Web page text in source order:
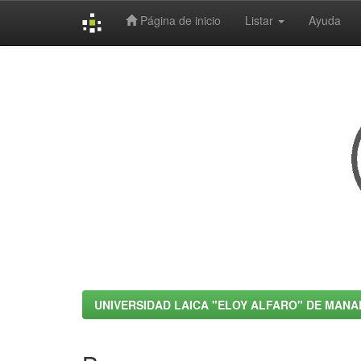
Página de inicio Listar Ayuda
UNIVERSIDAD LAICA "ELOY ALFARO" DE